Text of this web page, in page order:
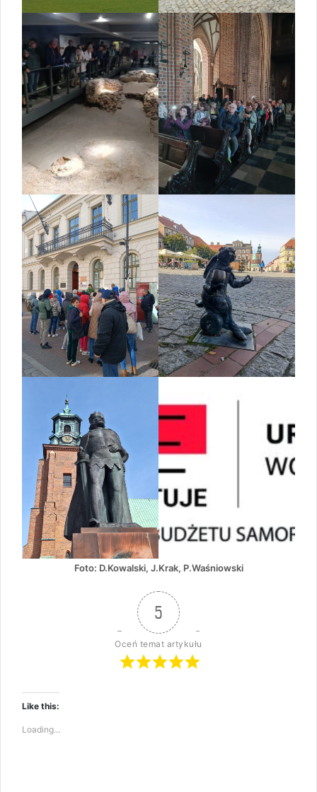
Foto: D.Kowalski, J.Krak, P.Waśniowski
5
Oceń temat artykułu
Like this:
Loading...